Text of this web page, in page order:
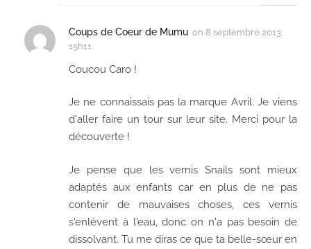
Coups de Coeur de Mumu on 8 septembre 2013
15h11
Coucou Caro !
Je ne connaissais pas la marque Avril. Je viens
d'aller faire un tour sur leur site. Merci pour la
découverte !
Je pense que les vernis Snails sont mieux
adaptés aux enfants car en plus de ne pas
contenir de mauvaises choses, ces vernis
s'enlèvent à l'eau, donc on n'a pas besoin de
dissolvant. Tu me diras ce que ta belle-sœur en